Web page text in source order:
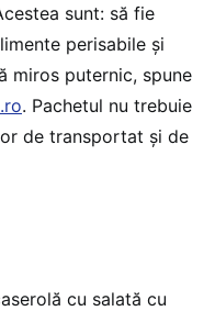
sunt: să fie
perisabile și
miros puternic, spune
. Pachetul nu trebuie
de transportat și de
cu salată cu